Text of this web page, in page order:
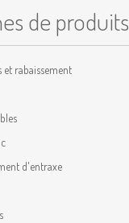
de produits
et rabaissement
d'entraxe